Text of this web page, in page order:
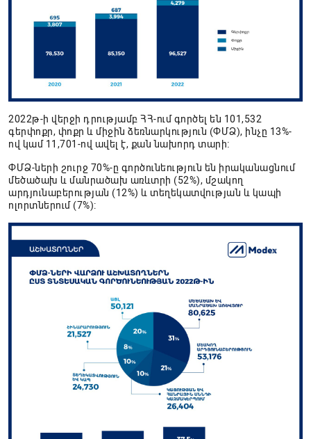
2022թ-ի վերջի դրությամբ ՀՀ-ում գործել են 101,532
գերփոքր, փոքր և միջին ձեռնարկություն (ՓՄՁ), ինչը 13%-
ով կամ 11,701-ով ավել է, քան նախորդ տարի։
ՓՄՁ-ների շուրջ 70%-ը գործունեություն են իրականացնում
մեծածախ և մանրածախ առևտրի (52%), մշակող
արդյունաբերության (12%) և տեղեկատվության և կապի
ոլորտներում (7%):